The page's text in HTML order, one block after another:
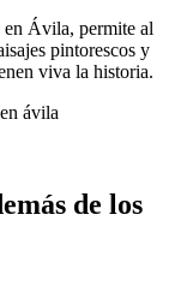
en Ávila, permite al
pintorescos y
viva la historia.
de los